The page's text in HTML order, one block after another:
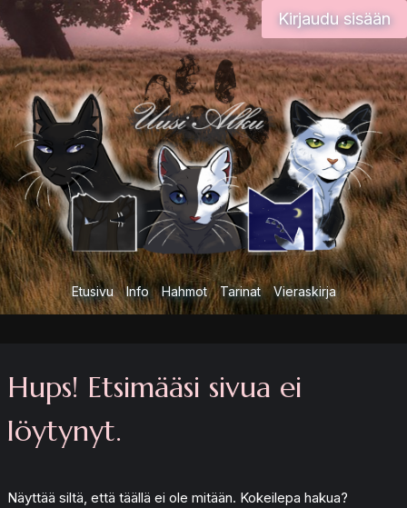
sisältöön
Kirjaudu sisään
Etusivu Info Hahmot Tarinat Vieraskirja
Hups! Etsimääsi sivua ei
löytynyt.
Näyttää siltä, että täällä ei ole mitään. Kokeilepa hakua?